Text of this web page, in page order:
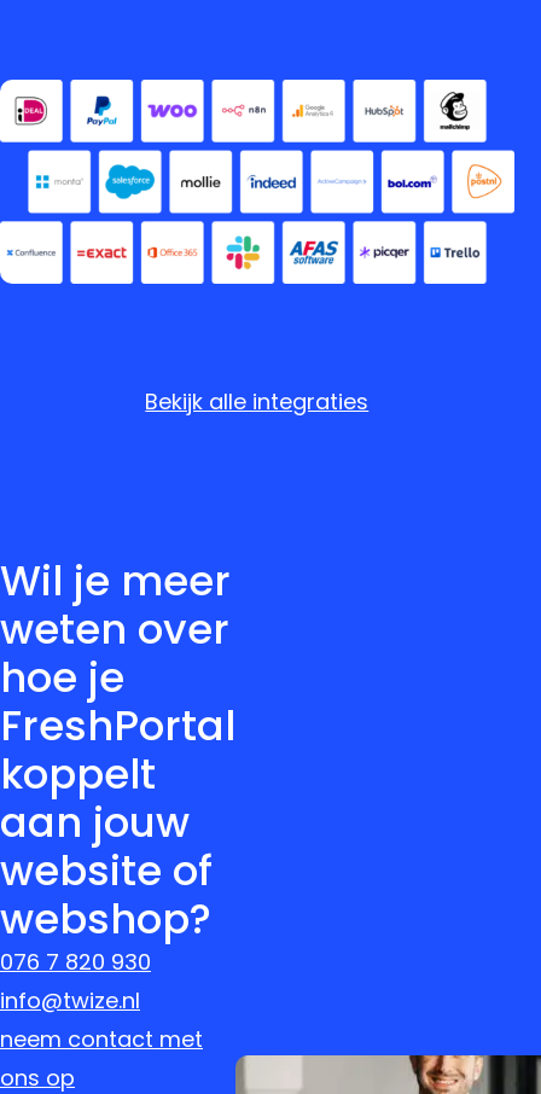
Bekijk alle integraties
Wil je meer
weten over
hoe je
FreshPortal
koppelt
aan jouw
website of
webshop?
076 7 820 930
info@twize.nl
neem contact met
ons op